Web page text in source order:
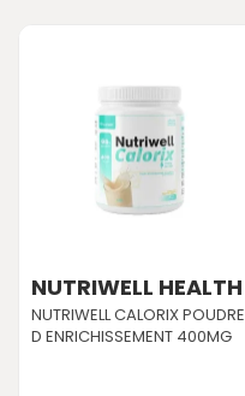
NUTRIWELL HEALTH
NUTRIWELL CALORIX POUDRE
D ENRICHISSEMENT 400MG